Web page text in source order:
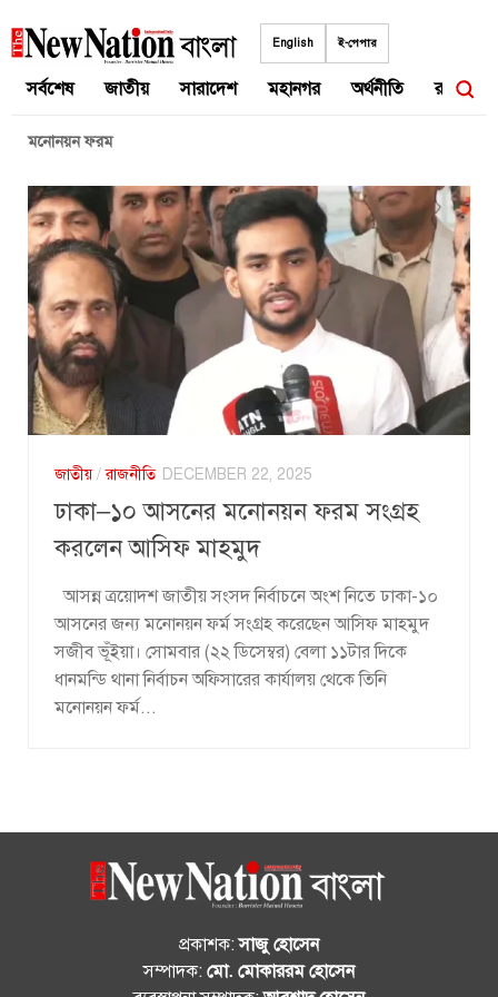
to
English ই-পেপার
সর্বশেষ জাতীয় সারাদেশ মহানগর অর্থনীতি রাজনীতি
মনোনয়ন ফরম
জাতীয় /রাজনীতি DECEMBER 22, 2025
ঢাকা–১০ আসনের মনোনয়ন ফরম সংগ্রহ
করলেন আসিফ মাহমুদ
আসন্ন ত্রয়োদশ জাতীয় সংসদ নির্বাচনে অংশ নিতে ঢাকা-১০
আসনের জন্য মনোনয়ন ফর্ম সংগ্রহ করেছেন আসিফ মাহমুদ
সজীব ভূঁইয়া। সোমবার (২২ ডিসেম্বর) বেলা ১১টার দিকে
ধানমন্ডি থানা নির্বাচন অফিসারের কার্যালয় থেকে তিনি
মনোনয়ন ফর্ম...
প্রকাশক:সাজু হোসেন
সম্পাদক: মো. মোকাররম হোসেন